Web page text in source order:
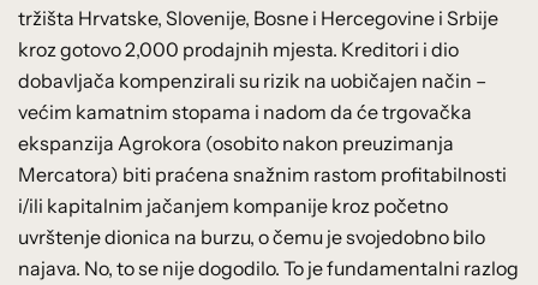
tržišta Hrvatske, Slovenije, Bosne i Hercegovine i Srbije
kroz gotovo 2,000 prodajnih mjesta. Kreditori i dio
dobavljača kompenzirali su rizik na uobičajen način –
većim kamatnim stopama i nadom da će trgovačka
ekspanzija Agrokora (osobito nakon preuzimanja
Mercatora) biti praćena snažnim rastom profitabilnosti
i/ili kapitalnim jačanjem kompanije kroz početno
uvrštenje dionica na burzu, o čemu je svojedobno bilo
najava. No, to se nije dogodilo. To je fundamentalni razlog